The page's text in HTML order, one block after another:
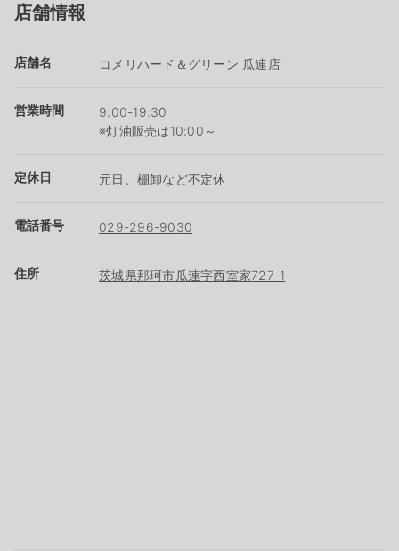
店舗情報
店舗名 コメリハード＆グリーン 瓜連店
営業時間
9:00-19:30
※灯油販売は10:00～
定休日 元日、棚卸など不定休
電話番号 029-296-9030
住所 茨城県那珂市瓜連字西室家727-1